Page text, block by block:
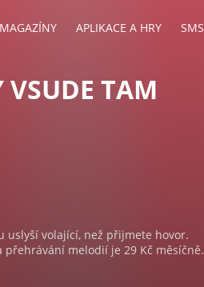
APLIKACE A HRY
VSUDE TAM
uslyší volající, než přijmete hovor.
přehrávání melodií je 29 Kč